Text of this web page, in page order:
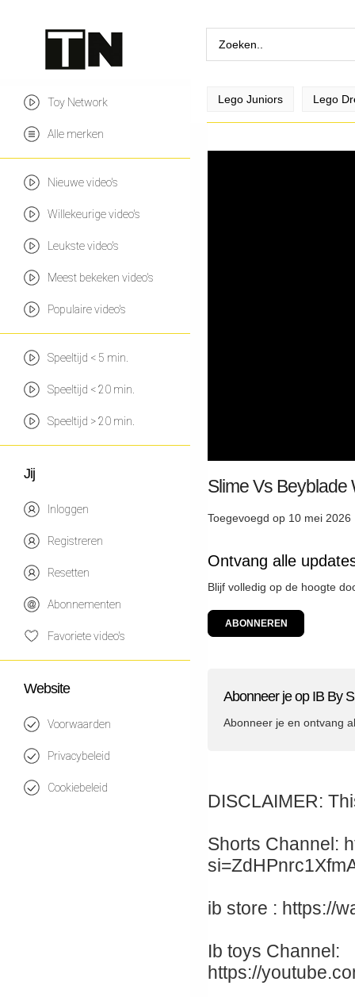
Toy Network
Alle merken
Nieuwe video's
Willekeurige video's
Leukste video's
Meest bekeken video's
Populaire video's
Speeltijd < 5 min.
Speeltijd < 20 min.
Speeltijd > 20 min.
Jij
Inloggen
Registreren
Resetten
Abonnementen
Favoriete video's
Website
Voorwaarden
Privacybeleid
Cookiebeleid
Lego Juniors Lego
Slime Vs Beyblade
Toegevoegd op 10 mei
Ontvang alle
Blijf volledig op de hoogte
ABONNEREN
Abonneer je op IB By
Abonneer je en ontvang
DISCLAIMER:
Shorts Channel:
ib store : https://
Ib toys Channel:
https://